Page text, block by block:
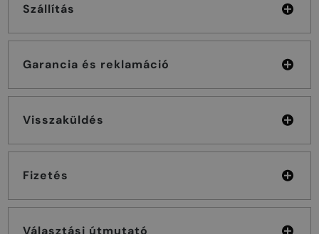
Szállítás
Garancia és reklamáció
Visszaküldés
Fizetés
Választási útmutató